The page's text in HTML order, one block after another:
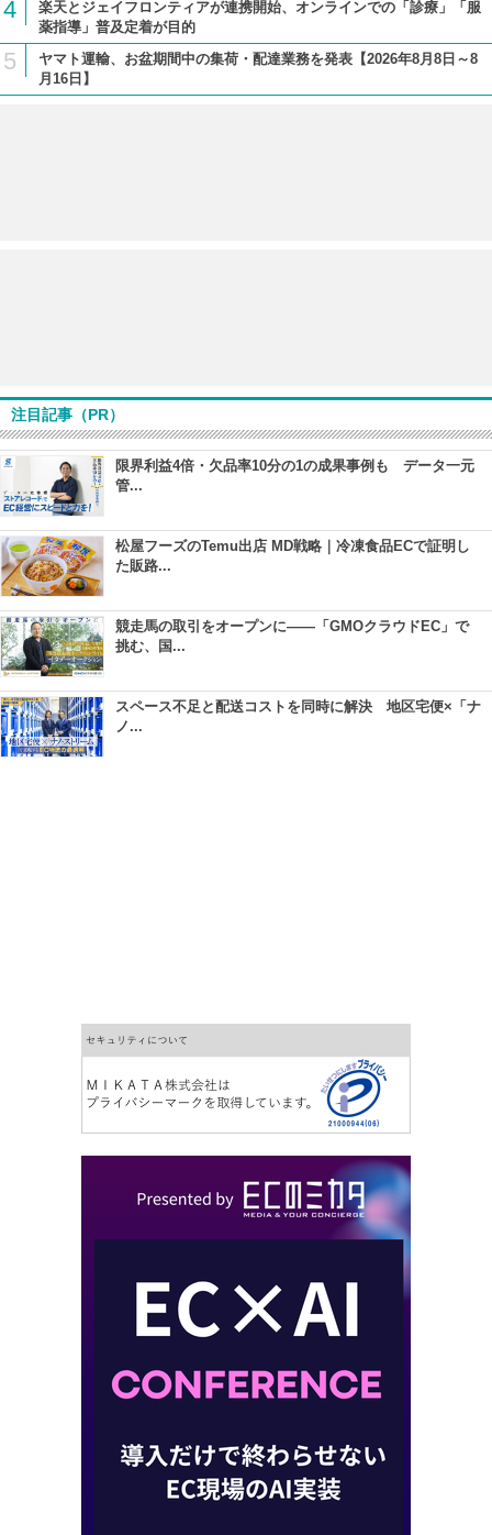
4
楽天とジェイフロンティアが連携開始、オンラインでの「診療」「服
薬指導」普及定着が目的
5
ヤマト運輸、お盆期間中の集荷・配達業務を発表【2026年8月8日～8
月16日】
注目記事（PR）
限界利益4倍・欠品率10分の1の成果事例も データ一元
管...
松屋フーズのTemu出店 MD戦略｜冷凍食品ECで証明し
た販路...
競走馬の取引をオープンに――「GMOクラウドEC」で
挑む、国...
スペース不足と配送コストを同時に解決 地区宅便×「ナ
ノ...